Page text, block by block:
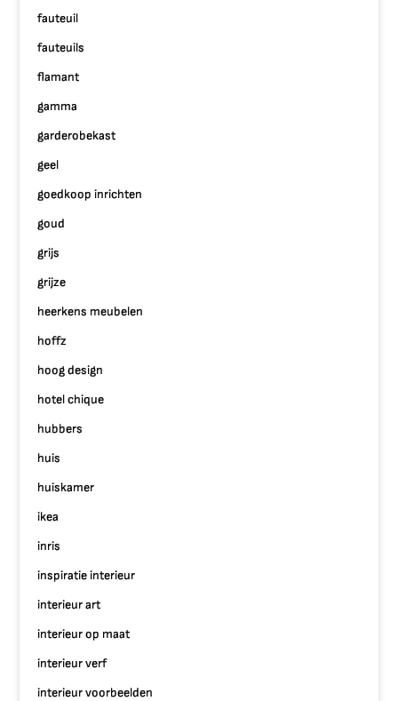
fauteuil
fauteuils
flamant
gamma
garderobekast
geel
goedkoop inrichten
goud
grijs
grijze
heerkens meubelen
hoffz
hoog design
hotel chique
hubbers
huis
huiskamer
ikea
inris
inspiratie interieur
interieur art
interieur op maat
interieur verf
interieur voorbeelden